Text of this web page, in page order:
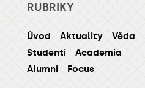
RUBRIKY
Úvod Aktuality
Věda
Studenti
Academia
Alumni
Focus